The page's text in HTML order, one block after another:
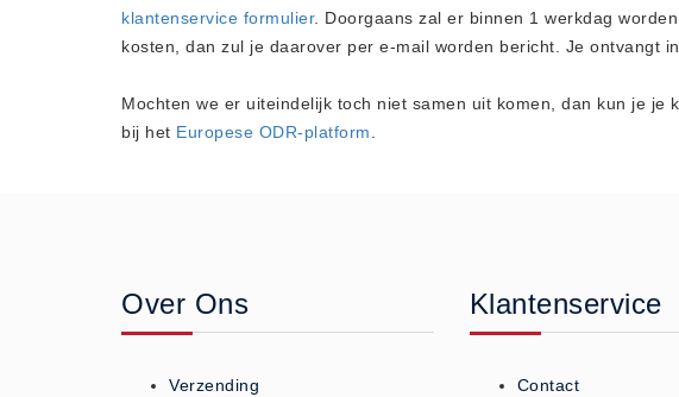
Graszaad (1)
Hartog Lucerne - Muesli (8)
klantenservice formulier. Doorgaans zal er binnen 1 werkdag
kosten, dan zul je daarover per e-mail worden bericht. Je ontvangt
Mochten we er uiteindelijk toch niet samen uit komen, dan kun je je
bij het Europese ODR-platform
Over Ons
Verzending
Klantenservice
Contact